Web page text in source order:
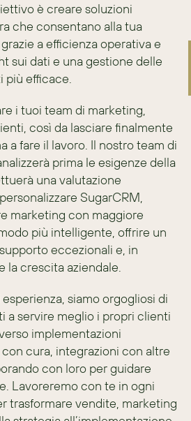
è creare soluzioni
che consentano alla tua
a efficienza operativa e
sui dati e una gestione delle
più efficace.
i tuoi team di marketing,
così da lasciare finalmente
a fare il lavoro. Il nostro team di
prima le esigenze della
una valutazione
SugarCRM,
marketing con maggiore
più intelligente, offrire un
eccezionali e, in
la crescita aziendale.
siamo orgogliosi di
a servire meglio i propri clienti
implementazioni
cura, integrazioni con altre
con loro per guidare
Lavoreremo con te in ogni
trasformare vendite, marketing